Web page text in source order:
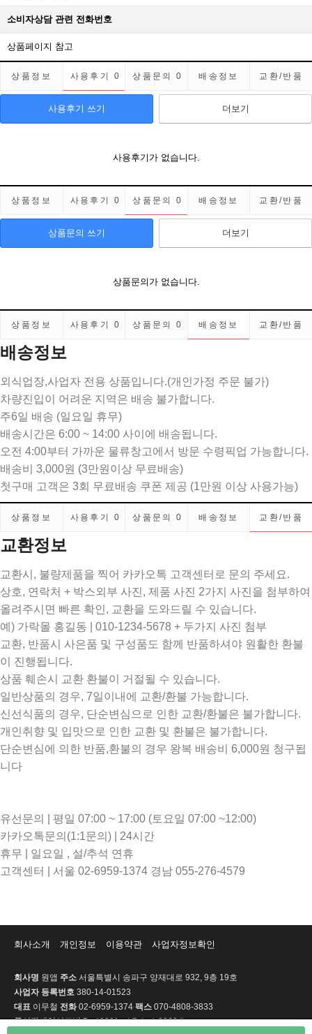
소비자상담 관련 전화번호
상품페이지 참고
상품정보 사용후기 0 상품문의0 배송정보 교환/반품
사용후기 쓰기 더보기
사용후기가 없습니다.
상품정보 사용후기 0 상품문의0 배송정보 교환/반품
상품문의 쓰기 더보기
상품문의가 없습니다.
상품정보 사용후기 0 상품문의0 배송정보 교환/반품
배송정보
외식업장,사업자 전용 상품입니다.(개인가정 주문 불가)
차량진입이 어려운 지역은 배송 불가합니다.
주6일 배송 (일요일 휴무)
배송시간은 6:00 ~ 14:00 사이에 배송됩니다.
오전 4:00부터 가까운 물류창고에서 방문 수령픽업 가능합니다.
배송비 3,000원 (3만원이상 무료배송)
첫구매 고객은 3회 무료배송 쿠폰 제공 (1만원 이상 사용가능)
상품정보 사용후기 0 상품문의0 배송정보 교환/반품
교환정보
교환시, 불량제품을 찍어 카카오톡 고객센터로 문의 주세요.
상호, 연락처 + 박스외부 사진, 제품 사진 2가지 사진을 첨부하여
올려주시면 빠른 확인, 교환을 도와드릴 수 있습니다.
예) 가락몰 홍길동 | 010-1234-5678 + 두가지 사진 첨부
교환, 반품시 사은품 및 구성품도 함께 반품하셔야 원활한 환불
이 진행됩니다.
상품 훼손시 교환 환불이 거절될 수 있습니다.
일반상품의 경우, 7일이내에 교환/환불 가능합니다.
신선식품의 경우, 단순변심으로 인한 교환/환불은 불가합니다.
개인취향 및 입맛으로 인한 교환 및 환불은 불가합니다.
단순변심에 의한 반품,환불의 경우 왕복 배송비 6,000원 청구됩
니다
유선문의 | 평일 07:00 ~ 17:00 (토요일 07:00 ~12:00)
카카오톡문의(1:1문의) | 24시간
휴무 | 일요일 , 설/추석 연휴
고객센터 | 서울 02-6959-1374 경남 055-276-4579
회사소개 개인정보 이용약관 사업자정보확인
회사명 원앱 주소 서울특별시 송파구 양재대로 932, 9층 19호
사업자 등록번호 380-14-01523
대표 이무철 전화02-6959-1374 팩스 070-4808-3833
통신판매업신고번호제2021-서울송파-2063호